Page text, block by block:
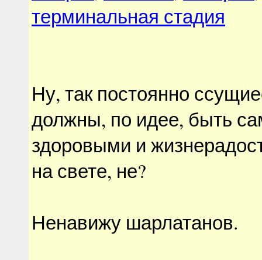
терминальная стадия
Ну, так постоянно
должны, по идее, быть
здоровыми и
на свете, не?
Ненавижу шарлатанов.